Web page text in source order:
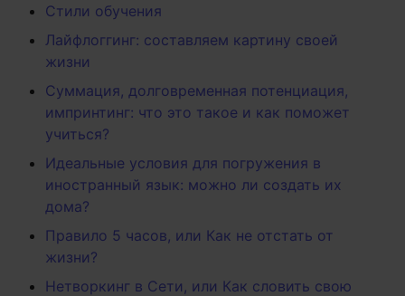
Стили обучения
Лайфлоггинг: составляем картину своей
жизни
Суммация, долговременная потенциация,
импринтинг: что это такое и как поможет
учиться?
Идеальные условия для погружения в
иностранный язык: можно ли создать их
дома?
Правило 5 часов, или Как не отстать от
жизни?
Нетворкинг в Сети, или Как словить свою